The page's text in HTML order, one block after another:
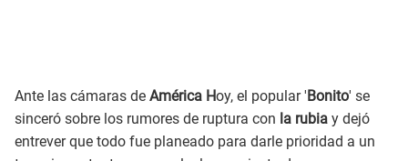
Ante las cámaras de América Hoy, el popular 'Bonito' se
sinceró sobre los rumores de ruptura con la rubia y dejó
entrever que todo fue planeado para darle prioridad a un